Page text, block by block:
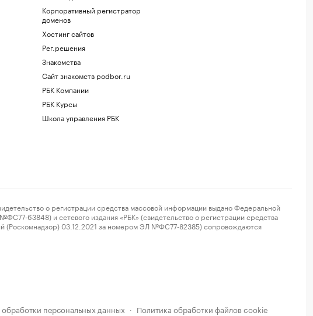
Корпоративный регистратор
доменов
Хостинг сайтов
Рег.решения
Знакомства
Сайт знакомств podbor.ru
РБК Компании
РБК Курсы
Школа управления РБК
о регистрации средства массовой информации выдано Федеральной
63848) и сетевого издания «РБК» (свидетельство о регистрации средства
(Роскомнадзор) 03.12.2021 за номером ЭЛ №ФС77-82385) сопровождаются
персональных данных · Политика обработки файлов cookie